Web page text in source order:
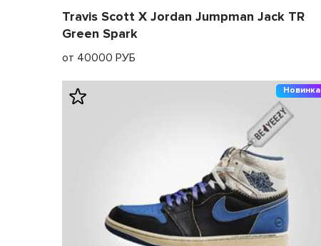
Travis Scott X Jordan Jumpman Jack TR
Green Spark
от 40000 РУБ
Новинка